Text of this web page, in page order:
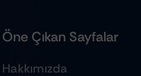
Öne Çıkan Sayfalar
Hakkımızda